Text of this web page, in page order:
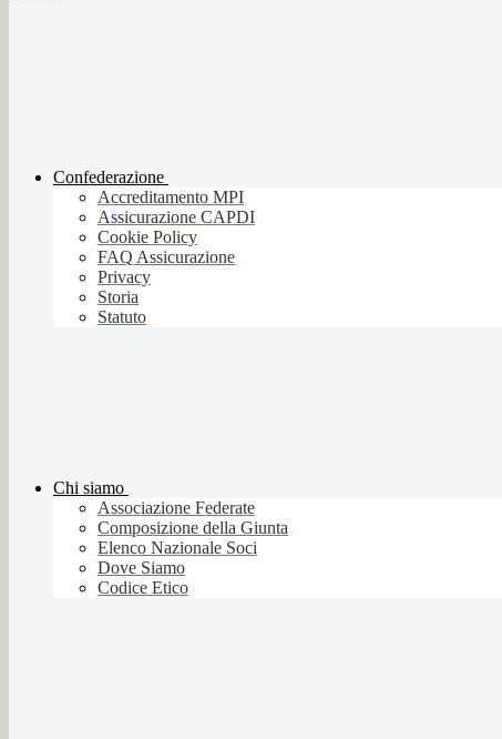
Confederazione
Accreditamento MPI
Assicurazione CAPDI
Cookie Policy
FAQ Assicurazione
Privacy
Storia
Statuto
Chi siamo
Associazione Federate
Composizione della Giunta
Elenco Nazionale Soci
Dove Siamo
Codice Etico